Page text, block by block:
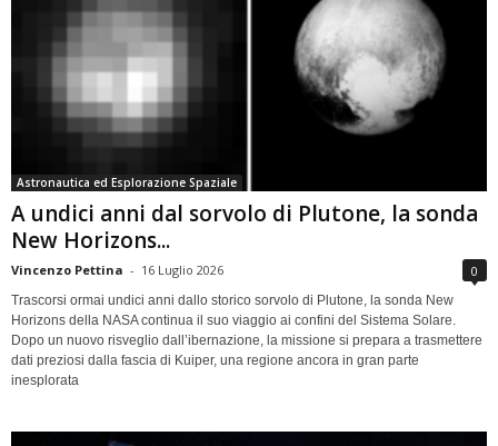
Astronautica ed Esplorazione Spaziale
A undici anni dal sorvolo di Plutone, la sonda
New Horizons...
Vincenzo Pettina - 16 Luglio 2026 0
Trascorsi ormai undici anni dallo storico sorvolo di Plutone, la sonda New
Horizons della NASA continua il suo viaggio ai confini del Sistema Solare.
Dopo un nuovo risveglio dall’ibernazione, la missione si prepara a trasmettere
dati preziosi dalla fascia di Kuiper, una regione ancora in gran parte
inesplorata